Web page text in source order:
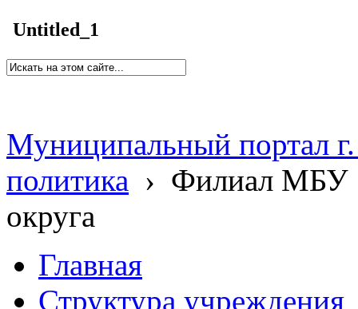
Untitled_1
Муниципальный портал
политика › Филиал МБУ
округа
Главная
Структура учреждения